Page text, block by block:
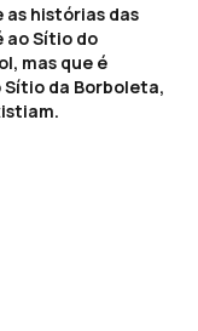
as histórias das
ao Sítio do
mas que é
da Borboleta,